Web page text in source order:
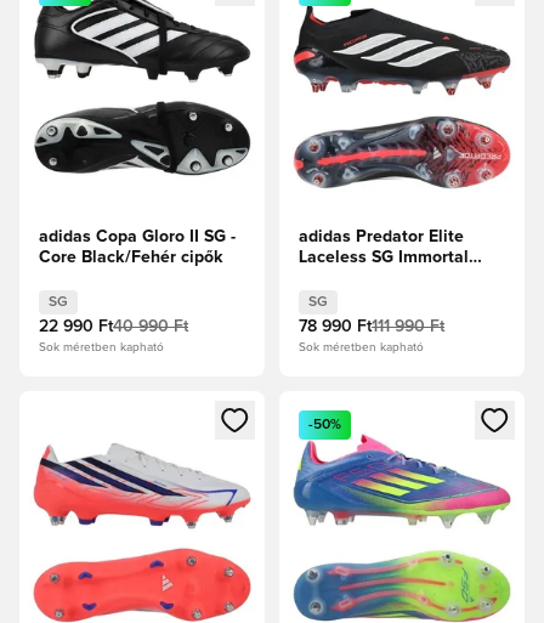
adidas Copa Gloro II SG -
Core Black/Fehér cipők
SG
22 990 Ft40 990 Ft
Sok méretben kapható
adidas Predator Elite
Laceless SG Immortal
cipők/Élénkpiros
SG
78 990 Ft111 990 Ft
Sok méretben kapható
Megnyit egy modált a bejelentkezéshez vagy a tagként
Megnyit egy modált a
-50%